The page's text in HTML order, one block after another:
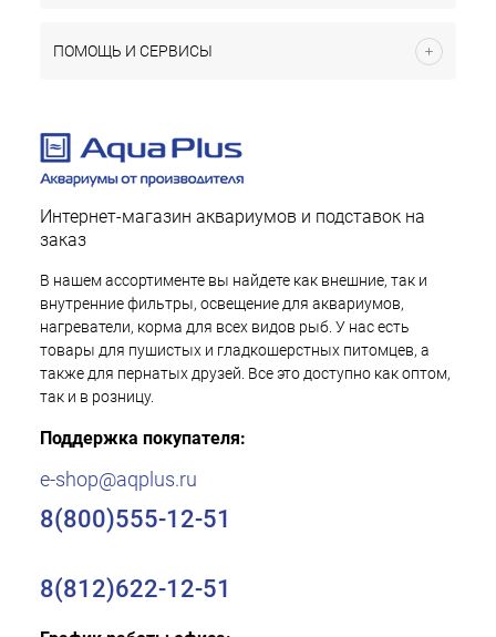
ПОМОЩЬ И СЕРВИСЫ
Интернет-магазин аквариумов и подставок на
заказ
В нашем ассортименте вы найдете как внешние, так и
внутренние фильтры, освещение для аквариумов,
нагреватели, корма для всех видов рыб. У нас есть
товары для пушистых и гладкошерстных питомцев, а
также для пернатых друзей. Все это доступно как оптом,
так и в розницу.
Поддержка покупателя:
e-shop@aqplus.ru
8(800)555-12-51
8(812)622-12-51